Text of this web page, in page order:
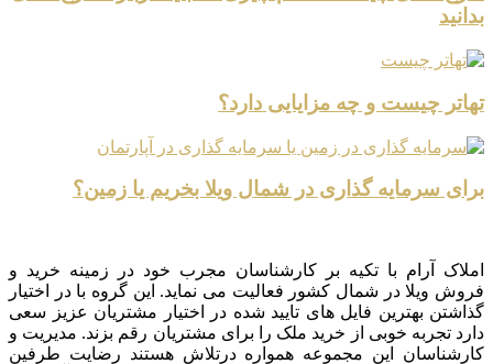
بدانید
تهاتر چیست و چه مزایایی دارد؟
برای سرمایه گذاری در شمال ویلا بخریم یا زمین؟
املاک آرام با تکیه بر کارشناسان مجرب خود در زمینه خرید و
فروش ویلا در شمال کشور فعالیت می نماید. این گروه با در اختیار
گذاشتن بهترین فایل های تایید شده در اختیار مشتریان عزیز سعی
دارد تجربه خوبی از خرید ملک را برای مشتریان رقم بزند. مدیریت و
کارشناسان این مجموعه همواره درتلاش هستند رضایت طرفین